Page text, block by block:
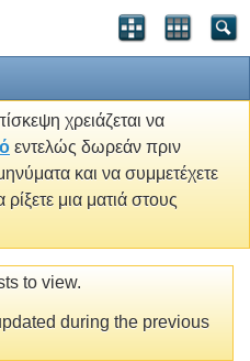
χρειάζεται να
εντελώς δωρεάν πριν
και να συμμετέχετε
μια ματιά στους
to view.
during the previous